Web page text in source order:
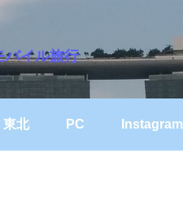
イル旅行
東北 PC Instagram